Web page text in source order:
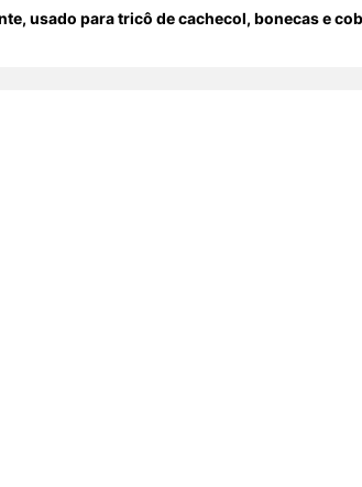
usado para tricô de cachecol, bonecas e